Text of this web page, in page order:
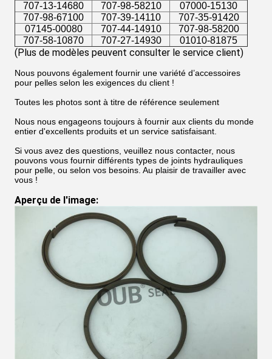
707-13-14680
707-98-58210
07000-15130
707-98-67100
707-39-14110
707-35-91420
07145-00080
707-44-14910
707-98-58200
707-58-10870
707-27-14930 01010-81875
(Plus de modèles peuvent consulter le service client)
Nous pouvons également fournir une variété d’accessoires
pour pelles selon les exigences du client !
Toutes les photos sont à titre de référence seulement
Nous nous engageons toujours à fournir aux clients du monde
entier d'excellents produits et un service satisfaisant.
Si vous avez des questions, veuillez nous contacter, nous
pouvons vous fournir différents types de joints hydrauliques
pour pelle, ou selon vos besoins. Au plaisir de travailler avec
vous !
Aperçu de l'image: